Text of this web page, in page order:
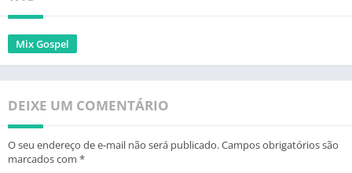
Mix Gospel
DEIXE UM COMENTÁRIO
O seu endereço de e-mail não será publicado.Campos obrigatórios são
marcados com *